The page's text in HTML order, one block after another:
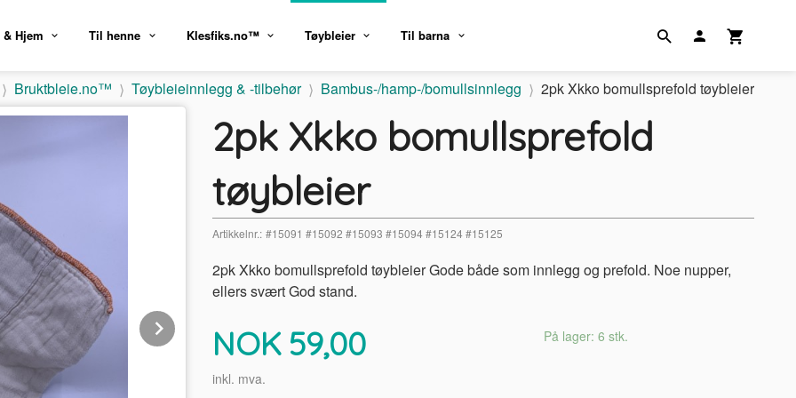
& Hjem Til henne Klesfiks.no™ Tøybleier Til barna
Bruktbleie.no™ Tøybleieinnlegg & -tilbehør Bambus-/hamp-/bomullsinnlegg 2pk Xkko bomullsprefold tøybleier
2pk Xkko bomullsprefold
tøybleier
Artikkelnr.: #15091 #15092 #15093 #15094 #15124 #15125
2pk Xkko bomullsprefold tøybleier Gode både som innlegg og prefold. Noe nupper,
ellers svært God stand.
Pris
NOK 59,00
inkl. mva.
På lager: 6 stk.